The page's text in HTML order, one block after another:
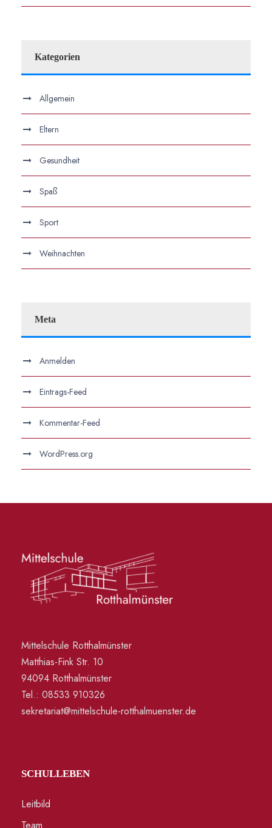
Kategorien
Allgemein
Eltern
Gesundheit
Spaß
Sport
Weihnachten
Meta
Anmelden
Eintrags-Feed
Kommentar-Feed
WordPress.org
Mittelschule Rotthalmünster
Matthias-Fink Str. 10
94094 Rotthalmünster
Tel.: 08533 910326
sekretariat@mittelschule-rotthalmuenster.de
SCHULLEBEN
Leitbild